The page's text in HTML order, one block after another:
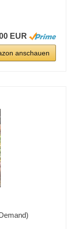
EUR
anschauen